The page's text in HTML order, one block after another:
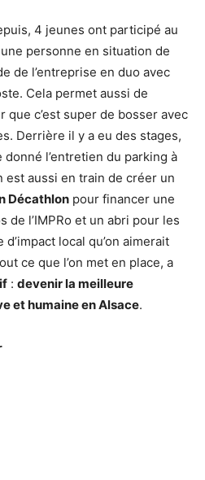
4 jeunes ont participé au
personne en situation de
de l’entreprise en duo avec
Cela permet aussi de
c’est super de bosser avec
Derrière il y a eu des stages,
l’entretien du parking à
est aussi en train de créer un
Décathlon pour financer une
de l’IMPRo et un abri pour les
local qu’on aimerait
ce que l’on met en place, a
: devenir la meilleure
et humaine en Alsace.